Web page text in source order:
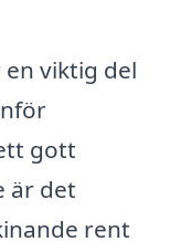
viktig del
gott
är det
rent